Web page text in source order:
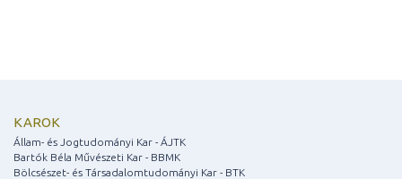
KAROK
Állam- és Jogtudományi Kar - ÁJTK
Bartók Béla Művészeti Kar - BBMK
Bölcsészet- és Társadalomtudományi Kar - BTK